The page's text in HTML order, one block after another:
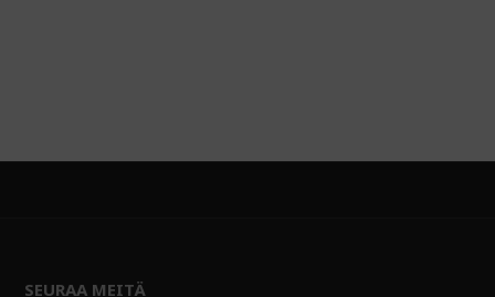
SEURAA MEITÄ